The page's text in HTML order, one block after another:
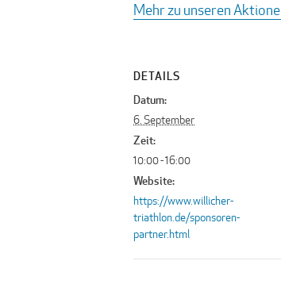
Mehr zu unseren
DETAILS
Datum:
6. September
Zeit:
10:00 - 16:00
Website:
https://www.willicher-
triathlon.de/sponsoren-
partner.html